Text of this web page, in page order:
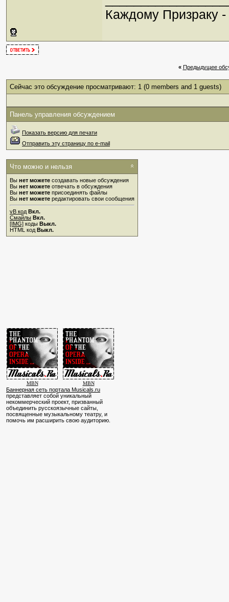
Каждому Призраку
« Предыдущее
Сейчас это обсуждение просматривают: 1 (0 members and 1 guests)
Панель управления обсуждением
Показать версию для печати
Отправить эту страницу по e-mail
Что можно и нельзя
Вы нет можете создавать новые обсуждения
Вы нет можете отвечать в обсуждения
Вы нет можете присоединять файлы
Вы нет можете редактировать свои сообщения
vB код Вкл.
Смайлы Вкл.
[IMG] коды Выкл.
HTML код Выкл.
MBN MBN
Баннерная сеть портала Musicals.ru
представляет собой уникальный
некоммерческий проект, призванный
объединить русскоязычные сайты,
посвященные музыкальному театру, и
помочь им расширить свою аудиторию.